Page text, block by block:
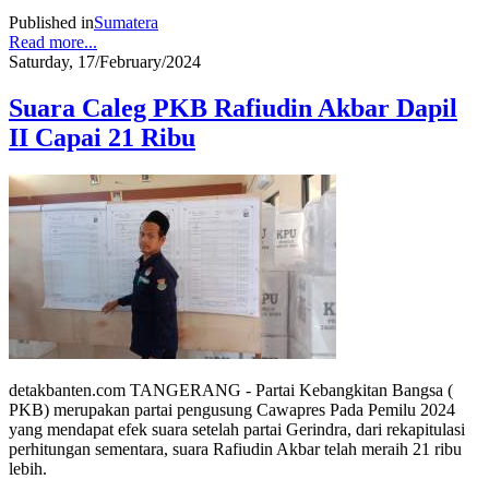
Published inSumatera
Read more...
Saturday, 17/February/2024
Suara Caleg PKB Rafiudin Akbar Dapil
II Capai 21 Ribu
detakbanten.com TANGERANG - Partai Kebangkitan Bangsa (
PKB) merupakan partai pengusung Cawapres Pada Pemilu 2024
yang mendapat efek suara setelah partai Gerindra, dari rekapitulasi
perhitungan sementara, suara Rafiudin Akbar telah meraih 21 ribu
lebih.